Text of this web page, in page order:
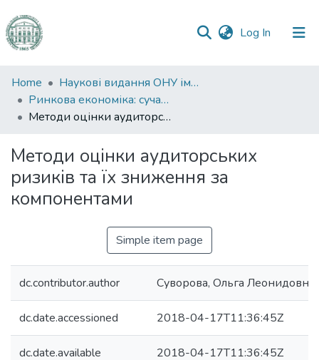
Log In (current)
Communities
&
Collections
Statistics
Home
Наукові видання ОНУ імені І. І. Мечникова
Ринкова економіка: сучасна теорія і практика управління
Методи оцінки аудиторських ризиків та їх зниження за компонентами
Методи оцінки аудиторських
ризиків та їх зниження за
компонентами
Simple item page
dc.contributor.author Суворова, Ольга Леонидовна
dc.date.accessioned 2018-04-17T11:36:45Z
dc.date.available 2018-04-17T11:36:45Z